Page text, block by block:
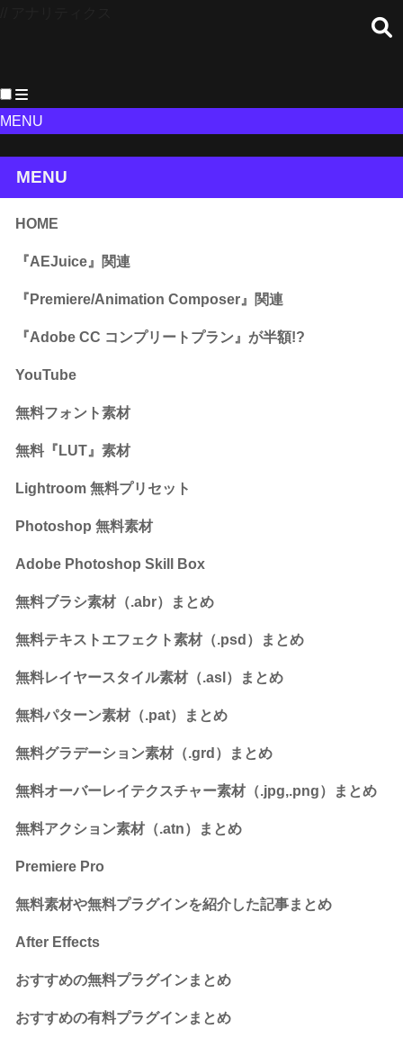
MENU
MENU
HOME
『AEJuice』関連
『Premiere/Animation Composer』関連
『Adobe CC コンプリートプラン』が半額!?
YouTube
無料フォント素材
無料『LUT』素材
Lightroom 無料プリセット
Photoshop 無料素材
Adobe Photoshop Skill Box
無料ブラシ素材（.abr）まとめ
無料テキストエフェクト素材（.psd）まとめ
無料レイヤースタイル素材（.asl）まとめ
無料パターン素材（.pat）まとめ
無料グラデーション素材（.grd）まとめ
無料オーバーレイテクスチャー素材（.jpg,.png）まとめ
無料アクション素材（.atn）まとめ
Premiere Pro
無料素材や無料プラグインを紹介した記事まとめ
After Effects
おすすめの無料プラグインまとめ
おすすめの有料プラグインまとめ